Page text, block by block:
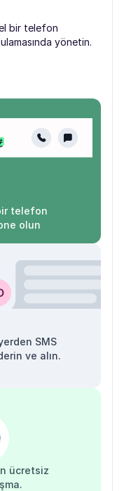
bir telefon
yönetin.
telefon
olun
SMS
ve alın.
ücretsiz